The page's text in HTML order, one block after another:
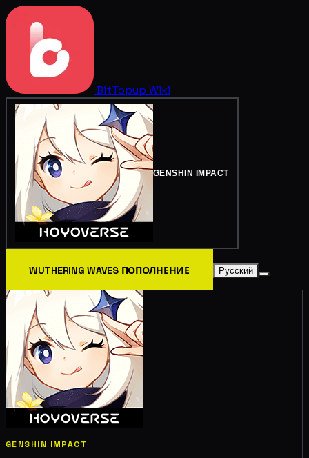
BitTopup Wiki
GENSHIN IMPACT
WUTHERING WAVES ПОПОЛНЕНИЕ Русский
GENSHIN IMPACT